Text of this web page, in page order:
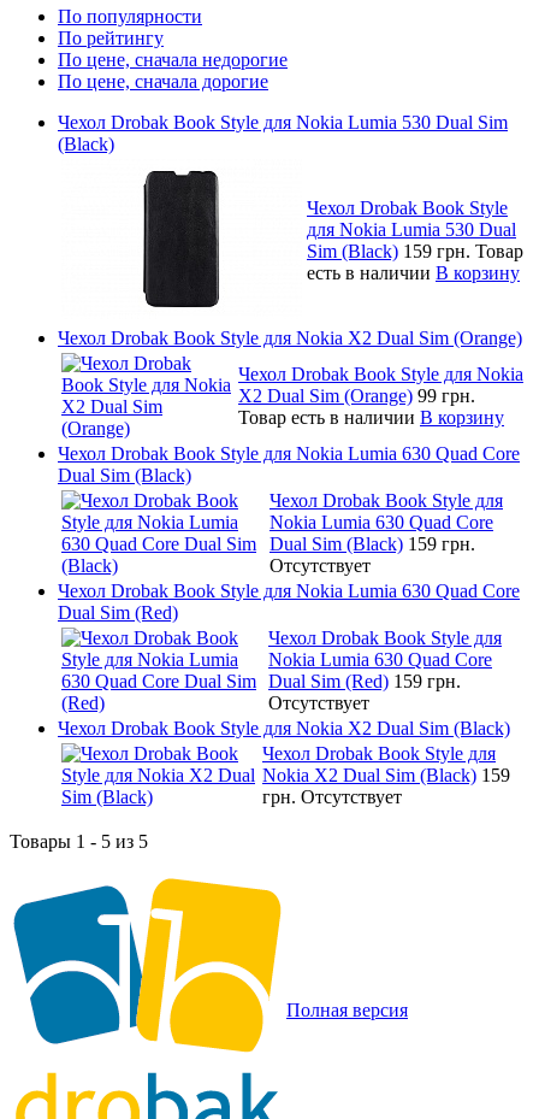
По популярности
По рейтингу
По цене, сначала недорогие
По цене, сначала дорогие
Чехол Drobak Book Style для Nokia Lumia 530 Dual Sim
(Black)
Чехол Drobak Book Style
для Nokia Lumia 530 Dual
Sim (Black) 159 грн. Товар
есть в наличии В корзину
Чехол Drobak Book Style для Nokia X2 Dual Sim (Orange)
Чехол Drobak Book Style для Nokia
X2 Dual Sim (Orange) 99 грн.
Товар есть в наличии В корзину
Чехол Drobak Book Style для Nokia Lumia 630 Quad Core
Dual Sim (Black)
Чехол Drobak Book Style для
Nokia Lumia 630 Quad Core
Dual Sim (Black) 159 грн.
Отсутствует
Чехол Drobak Book Style для Nokia Lumia 630 Quad Core
Dual Sim (Red)
Чехол Drobak Book Style для
Nokia Lumia 630 Quad Core
Dual Sim (Red) 159 грн.
Отсутствует
Чехол Drobak Book Style для Nokia X2 Dual Sim (Black)
Чехол Drobak Book Style для
Nokia X2 Dual Sim (Black) 159
грн. Отсутствует
Товары 1 - 5 из 5
Полная версия